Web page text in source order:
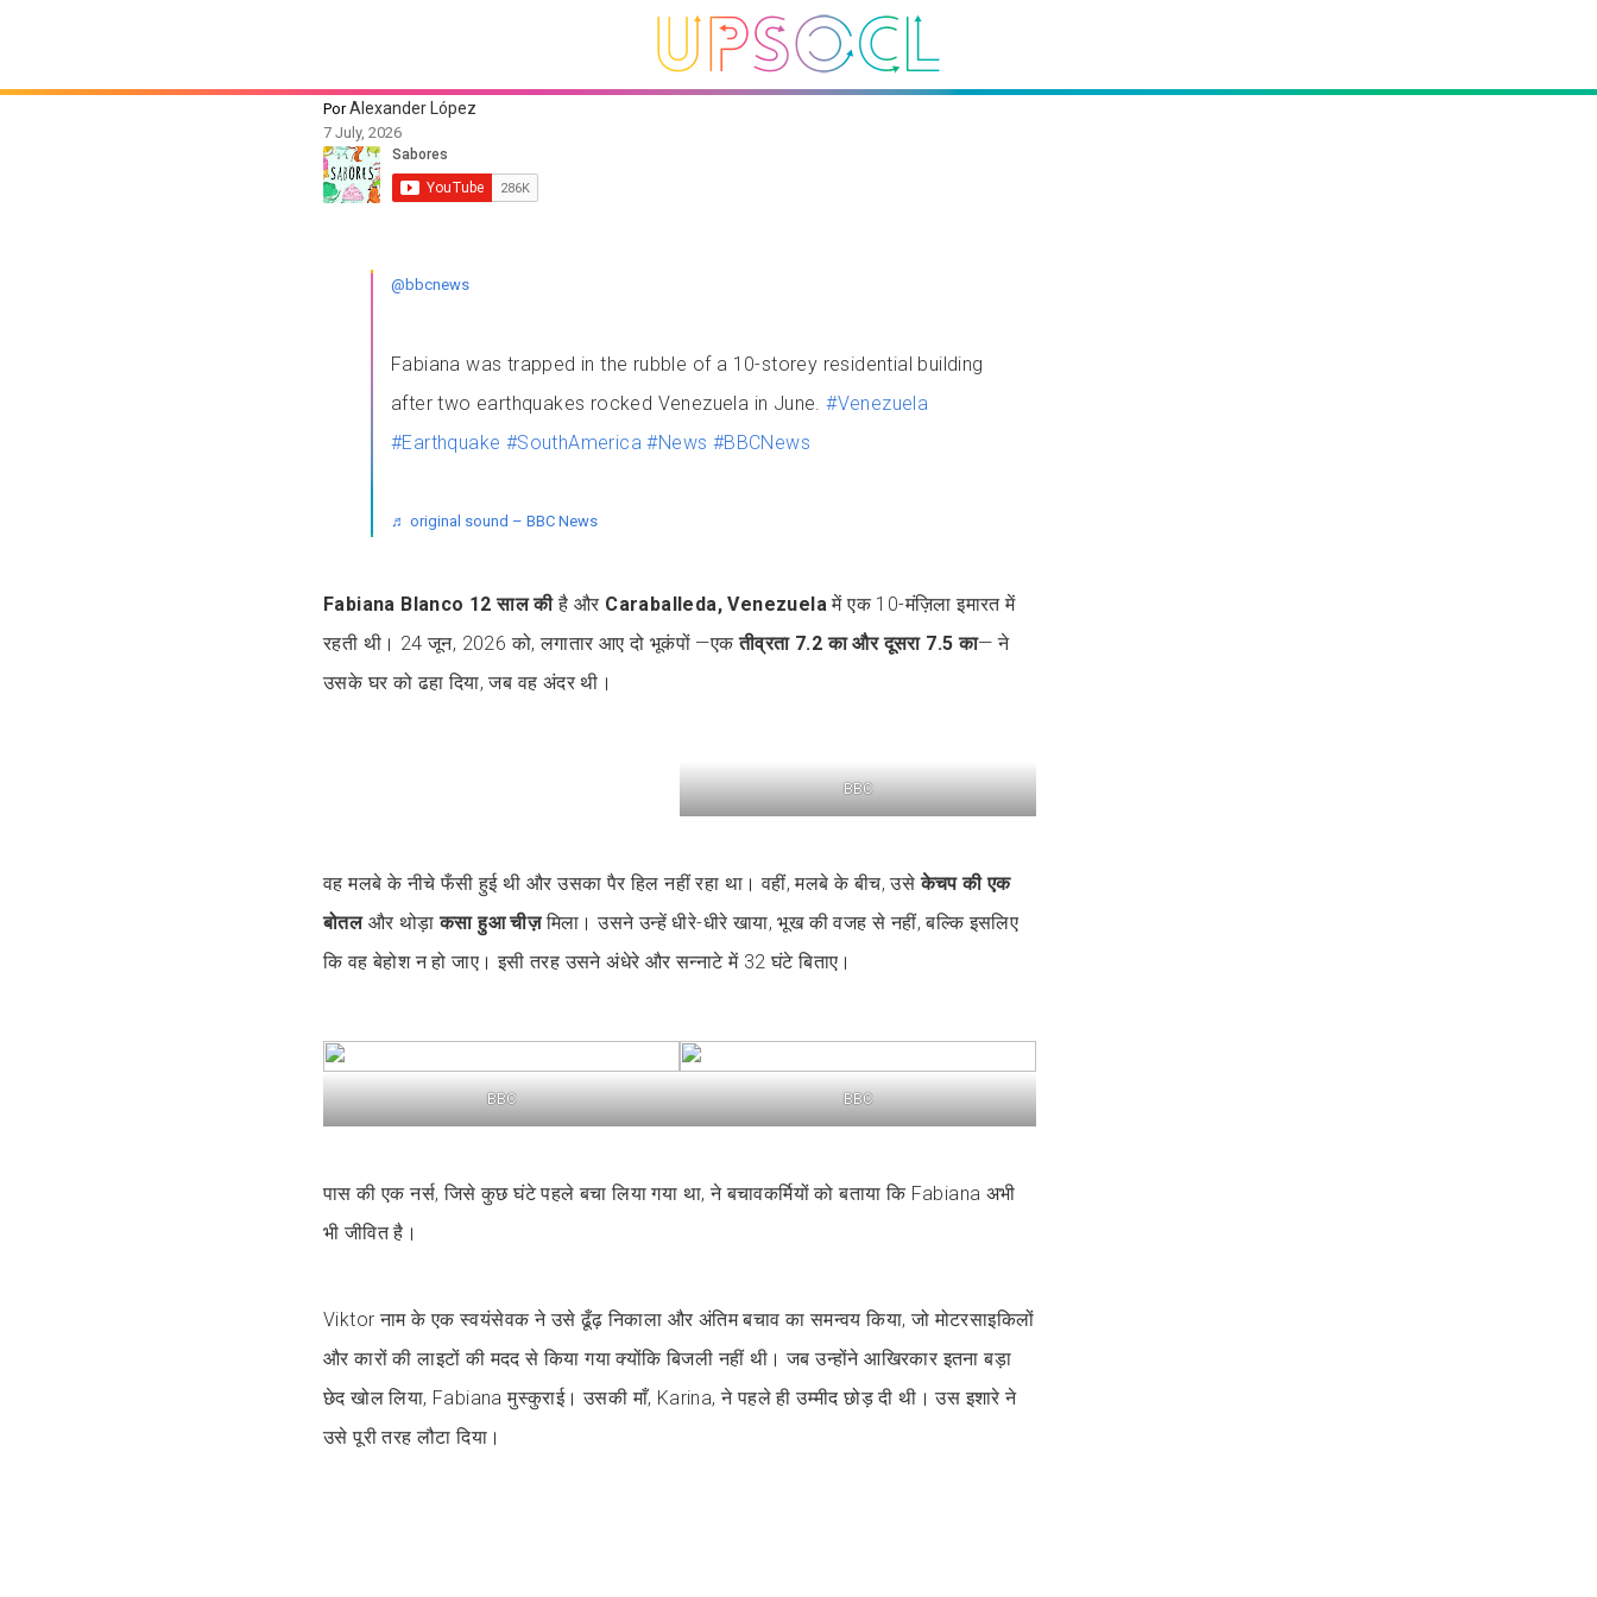
PorAlexander López
7 July, 2026
@bbcnews
Fabiana was trapped in the rubble of a 10-storey residential building
after two earthquakes rocked Venezuela in June.#Venezuela
#Earthquake #SouthAmerica #News #BBCNews
♬ original sound – BBC News
Fabiana Blanco 12 साल कीहै और Caraballeda, Venezuelaमें एक 10-मंज़िला इमारत में
रहती थी। 24 जून, 2026 को, लगातार आए दो भूकंपों —एकतीव्रता 7.2 का और दूसरा 7.5 का— ने
उसके घर को ढहा दिया, जब वह अंदर थी।
BBC
वह मलबे के नीचे फँसी हुई थी और उसका पैर हिल नहीं रहा था। वहीं, मलबे के बीच, उसेकेचप की एक
बोतलऔर थोड़ाकसा हुआ चीज़मिला। उसने उन्हें धीरे-धीरे खाया, भूख की वजह से नहीं, बल्कि इसलिए
कि वह बेहोश न हो जाए। इसी तरह उसने अंधेरे और सन्नाटे में 32 घंटे बिताए।
BBC BBC
पास की एक नर्स, जिसे कुछ घंटे पहले बचा लिया गया था, ने बचावकर्मियों को बताया कि Fabiana अभी
भी जीवित है।
Viktor नाम के एक स्वयंसेवक ने उसे ढूँढ़ निकाला और अंतिम बचाव का समन्वय किया, जो मोटरसाइकिलों
और कारों की लाइटों की मदद से किया गया क्योंकि बिजली नहीं थी। जब उन्होंने आखिरकार इतना बड़ा
छेद खोल लिया, Fabiana मुस्कुराई। उसकी माँ, Karina, ने पहले ही उम्मीद छोड़ दी थी। उस इशारे ने
उसे पूरी तरह लौटा दिया।